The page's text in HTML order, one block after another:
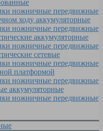
ножничные передвижные
ходу аккумуляторные
ножничные передвижные
аккумуляторные
ножничные передвижные
сетевые
ножничные передвижные
платформой
ножничные передвижные
аккумуляторные
ножничные передвижные